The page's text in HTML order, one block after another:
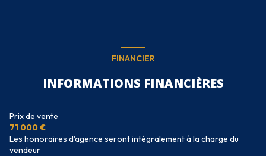
FINANCIER
INFORMATIONS FINANCIÈRES
Prix de vente
71 000 €
Les honoraires d'agence seront intégralement à la charge du
vendeur